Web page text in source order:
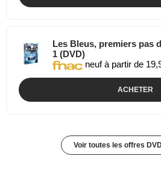
Les Bleus, premiers pas
1 (DVD)
neuf à partir de
ACHETER
Voir toutes les offres